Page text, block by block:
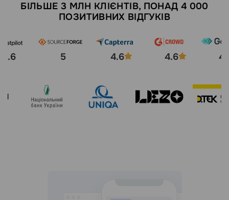
БІЛЬШЕ 3 МЛН КЛІЄНТІВ, ПОНАД 4 000
ПОЗИТИВНИХ ВІДГУКІВ
4.6 5 4.6 4.6